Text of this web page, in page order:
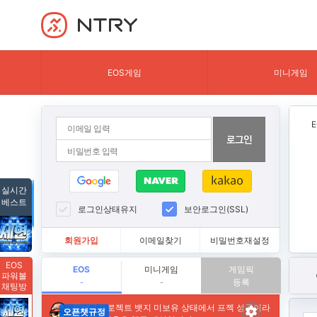
NTRY
EOS게임 미니게임
로그인상태유지 보안로그인(SSL)
회원가입 이메일찾기 비밀번호재설정
EOS
-
미니게임
-
게임픽
등록
실시간
베스트
EOS
파워볼
채팅방